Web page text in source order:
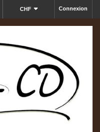
Connexion
CHF